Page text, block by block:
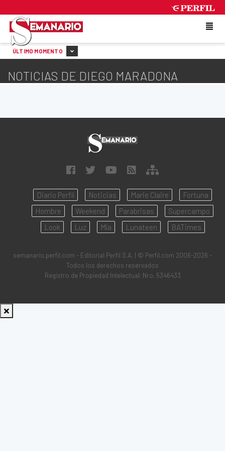
ÚLTIMO MOMENTO
NOTICIAS DE DIEGO MARADONA
Diario Perfil Noticias Marie Claire
Fortuna
Hombre
Weekend Parabrisas
Supercampo
Look
Luz Mía Lunateen BATimes
semanario.perfil.com - Editorial Perfil S.A. | © Perfil.com 2006-2026 -
Todos los derechos reservados
Registro de Propiedad Intelectual: Nro. 5346433